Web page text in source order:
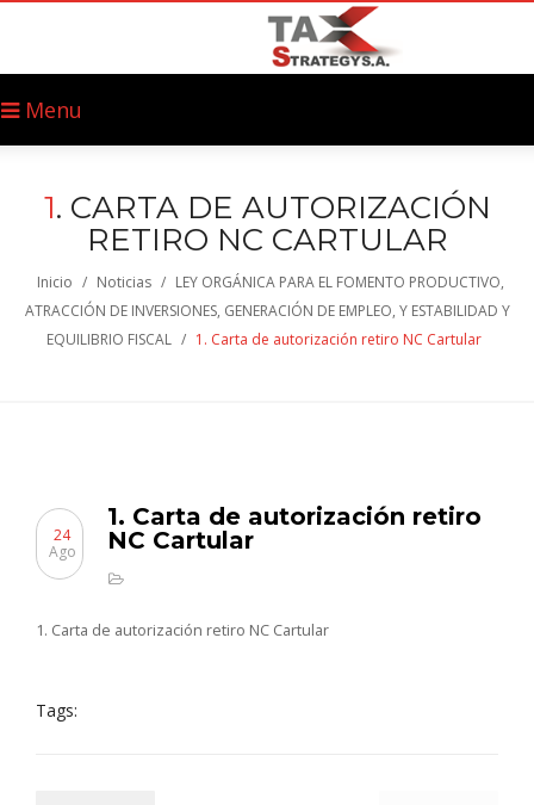
Menu
1. CARTA DE AUTORIZACIÓN
RETIRO NC CARTULAR
Inicio / Noticias / LEY ORGÁNICA PARA EL FOMENTO PRODUCTIVO,
ATRACCIÓN DE INVERSIONES, GENERACIÓN DE EMPLEO, Y ESTABILIDAD Y
EQUILIBRIO FISCAL / 1. Carta de autorización retiro NC Cartular
1. Carta de autorización retiro
NC Cartular
24
Ago
1. Carta de autorización retiro NC Cartular
Tags: